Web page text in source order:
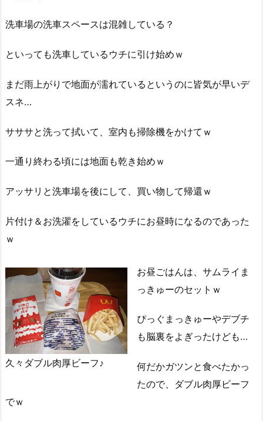
洗車場の洗車スペースは混雑している？
といっても洗車しているウチに引け始めｗ
まだ雨上がりで地面が濡れているというのに皆気が早いデ
スネ…
サササと洗って拭いて、室内も掃除機をかけてｗ
一通り終わる頃には地面も乾き始めｗ
アッサリと洗車場を後にして、買い物して帰還ｗ
片付け＆お洗濯をしているウチにお昼時になるのであった
ｗ
久々ダブル肉厚ビーフ♪
お昼ごはんは、サムライま
っきゅーのセットｗ
ぴっぐまっきゅーやデブチ
も脳裏をよぎったけども…
何だかガツンと食べたかっ
たので、ダブル肉厚ビーフ
でｗ